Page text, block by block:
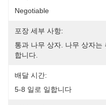
Negotiable
포장 세부 사항:
통과 나무 상자. 나무 상자는
합니다.
배달 시간:
5-8 일로 일합니다